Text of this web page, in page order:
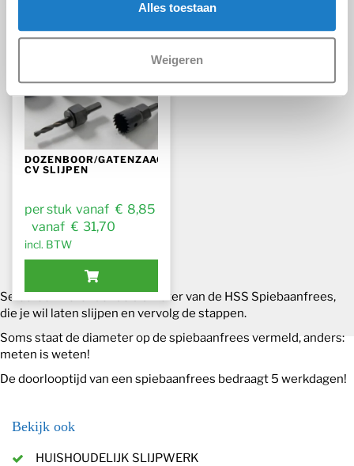
Alles toestaan
Weigeren
DOZENBOOR/GATENZAAG
CV SLIJPEN
€
€
Selecteer hieronder de diameter van de HSS Spiebaanfrees,
die je wil laten slijpen en vervolg de stappen.
Soms staat de diameter op de spiebaanfrees vermeld, anders:
meten is weten!
De doorlooptijd van een spiebaanfrees bedraagt 5 werkdagen!
Bekijk ook
HUISHOUDELIJK SLIJPWERK